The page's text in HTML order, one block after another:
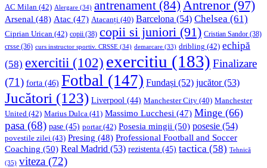
AC Milan (42) Alergare (34) antrenament (84) Antrenor(97)
Arsenal (48) Atac (47) Atacanți (40) Barcelona (54) Chelsea (61)
Ciprian Urican (42) copii (38) copii si juniori (91) Cristian Sandor (38)
crsse (36) curs instructor sportiv. CRSSE (34) demarcare (33) dribling (42) echipă
(58) exercitii (102) exercitiu (183) Finalizare
(71) forta (46) Fotbal (147) Fundași (52) jucător(53)
Jucători (123) Liverpool (44) Manchester City (40) Manchester
United (42) Marius Dulca (41) Massimo Lucchesi (47) Minge (66)
pasa (68) pase (45) portar(42) Posesia mingii (50) posesie (54)
povestile zilei (43) Presing (48) Professional Football and Soccer
Coaching (50) Real Madrid (53) rezistenta (45) tactica (58) Tehnică
(35) viteza (72)